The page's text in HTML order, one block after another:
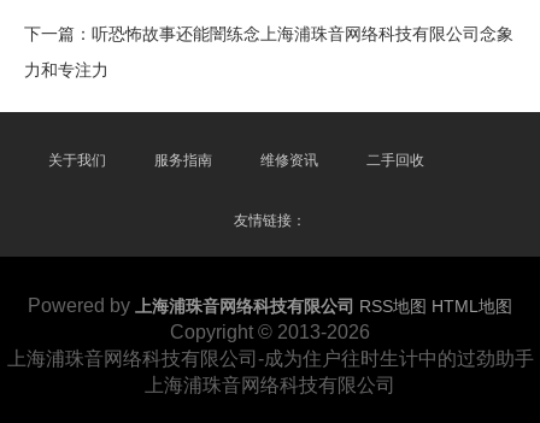
下一篇： 听恐怖故事还能闇练念上海浦珠音网络科技有限公司念象
力和专注力
关于我们 服务指南 维修资讯 二手回收
友情链接：
Powered by 上海浦珠音网络科技有限公司 RSS地图 HTML地图
Copyright © 2013-2026
上海浦珠音网络科技有限公司-成为住户往时生计中的过劲助手
上海浦珠音网络科技有限公司